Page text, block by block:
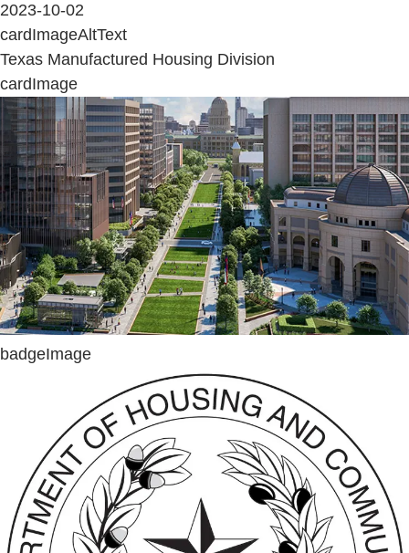
2023-10-02
cardImageAltText
Texas Manufactured Housing Division
cardImage
badgeImage